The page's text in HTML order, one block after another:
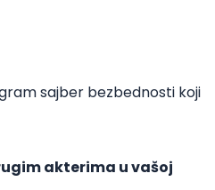
sajber bezbednosti koji
akterima u vašoj